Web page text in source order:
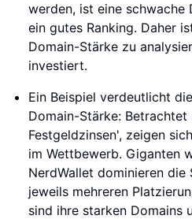
werden, ist eine schwache
ein gutes Ranking. Daher
Domain-Stärke zu
investiert.
Ein Beispiel verdeutlicht
Domain-Stärke:
Festgeldzinsen', zeigen
im Wettbewerb. Giganten
NerdWallet dominieren die
jeweils mehreren
sind ihre starken Domains